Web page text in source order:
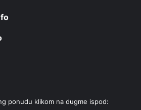
ponudu klikom na dugme ispod: